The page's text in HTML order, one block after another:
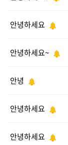
안녕하세요
안녕하세요~
안녕
안녕하세요
안녕하세요